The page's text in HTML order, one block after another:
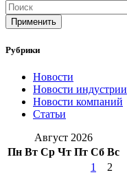
Применить
Рубрики
Новости
Новости индустрии
Новости компаний
Статьи
Август 2026
Пн Вт Ср Чт Пт Сб Вс
1
2